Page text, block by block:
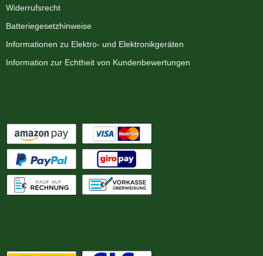
Widerrufsrecht
Batteriegesetzhinweise
Informationen zu Elektro- und Elektronikgeräten
Information zur Echtheit von Kundenbewertungen